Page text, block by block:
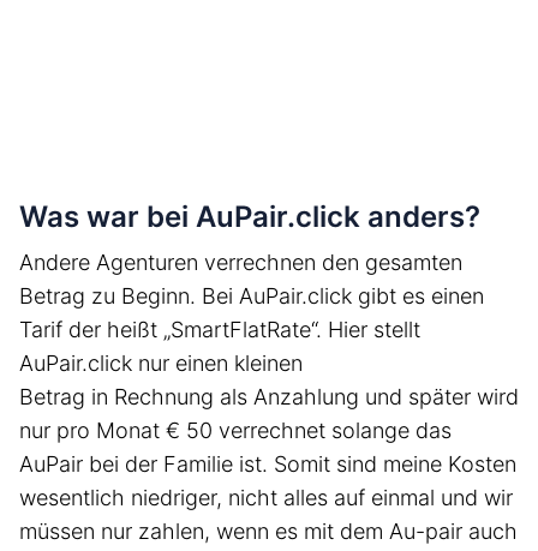
Was war bei AuPair.click anders?
Andere Agenturen verrechnen den gesamten
Betrag zu Beginn. Bei AuPair.click gibt es einen
Tarif der heißt „SmartFlatRate“. Hier stellt
AuPair.click nur einen kleinen
Betrag in Rechnung als Anzahlung und später wird
nur pro Monat € 50 verrechnet solange das
AuPair bei der Familie ist. Somit sind meine Kosten
wesentlich niedriger, nicht alles auf einmal und wir
müssen nur zahlen, wenn es mit dem Au-pair auch